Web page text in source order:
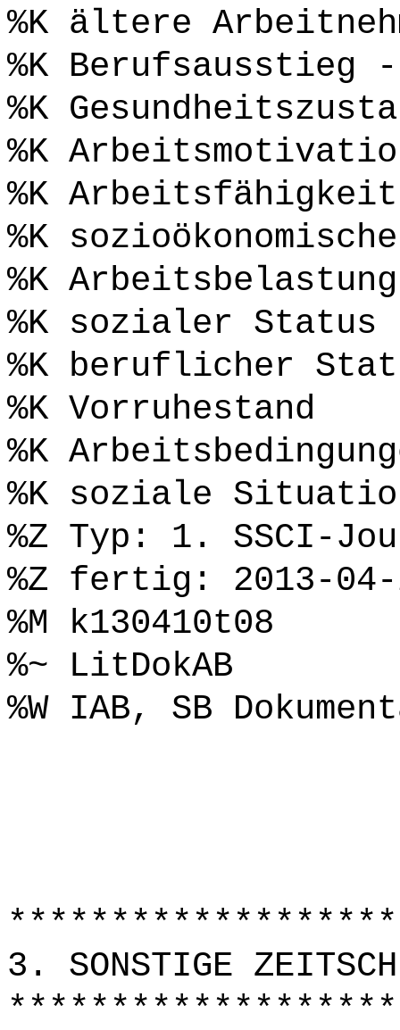
%K ältere
%K Berufsausstieg
%K
%K
%K Arbeitsfähigkeit
%K
%K Arbeitsbelastung
%K sozialer Status
%K beruflicher
%K Vorruhestand
%K
%K soziale
%Z Typ: 1. SSCI-
%Z fertig: 2013-04-
%M k130410t08
%~ LitDokAB
%W IAB, SB
3. SONSTIGE